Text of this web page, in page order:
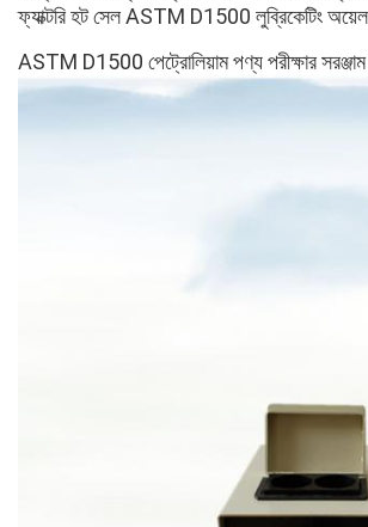
ফ্যাক্টরি হট সেল ASTM D1500 লুব্রিকেটিং অয়েল
ASTM D1500 পেট্রোলিয়াম পণ্য পরীক্ষার সরঞ্জাম